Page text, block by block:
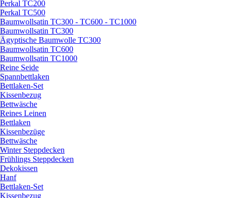
Perkal TC200
Perkal TC500
Baumwollsatin TC300 - TC600 - TC1000
Baumwollsatin TC300
Ägyptische Baumwolle TC300
Baumwollsatin TC600
Baumwollsatin TC1000
Reine Seide
Spannbettlaken
Bettlaken-Set
Kissenbezug
Bettwäsche
Reines Leinen
Bettlaken
Kissenbezüge
Bettwäsche
Winter Steppdecken
Frühlings Steppdecken
Dekokissen
Hanf
Bettlaken-Set
Kissenbezug